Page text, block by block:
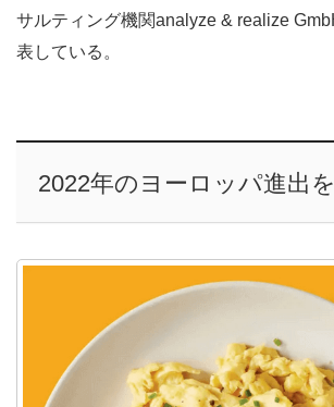
サルティング機関analyze & realize
表している。
2022年のヨーロッパ進出